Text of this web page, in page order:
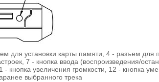
для установки карты памяти, 4 - разъем для
7 - кнопка ввода (воспроизведения/
кнопка увеличения громкости, 12 - кнопка
выбранного трека